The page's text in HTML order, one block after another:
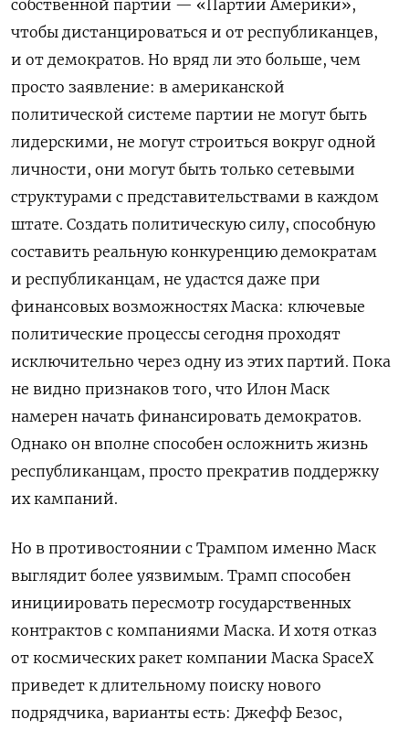
собственной партии — «Партии Америки»,
чтобы дистанцироваться и от республиканцев,
и от демократов. Но вряд ли это больше, чем
просто заявление: в американской
политической системе партии не могут быть
лидерскими, не могут строиться вокруг одной
личности, они могут быть только сетевыми
структурами с представительствами в каждом
штате. Создать политическую силу, способную
составить реальную конкуренцию демократам
и республиканцам, не удастся даже при
финансовых возможностях Маска: ключевые
политические процессы сегодня проходят
исключительно через одну из этих партий. Пока
не видно признаков того, что Илон Маск
намерен начать финансировать демократов.
Однако он вполне способен осложнить жизнь
республиканцам, просто прекратив поддержку
их кампаний.
Но в противостоянии с Трампом именно Маск
выглядит более уязвимым. Трамп способен
инициировать пересмотр государственных
контрактов с компаниями Маска. И хотя отказ
от космических ракет компании Маска SpaceX
приведет к длительному поиску нового
подрядчика, варианты есть: Джефф Безос,